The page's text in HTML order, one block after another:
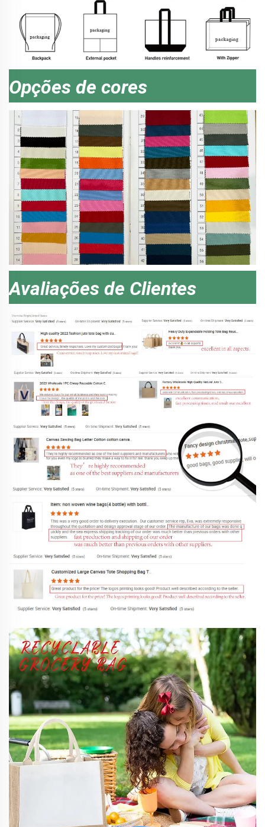
Opções de cores
Avaliações de Clientes